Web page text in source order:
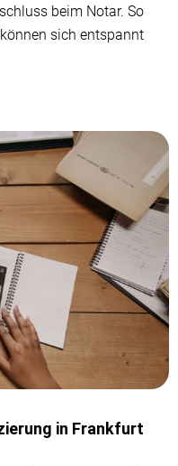
beim Notar. So
sich entspannt
in Frankfurt